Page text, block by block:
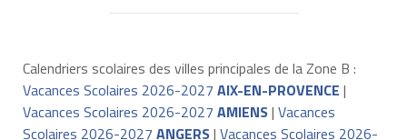
Calendriers scolaires des villes principales de la Zone B :
Vacances Scolaires 2026-2027 AIX-EN-PROVENCE |
Vacances Scolaires 2026-2027 AMIENS| Vacances
Scolaires 2026-2027 ANGERS| Vacances Scolaires 2026-